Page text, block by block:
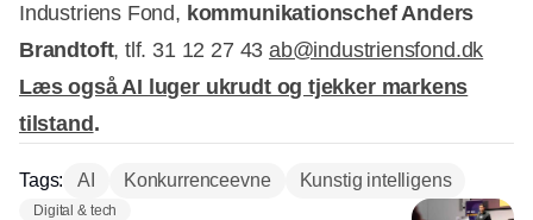
Industriens Fond, kommunikationschef Anders
Brandtoft, tlf. 31 12 27 43 ab@industriensfond.dk
Læs også AI luger ukrudt og tjekker markens
tilstand .
Tags: AI Konkurrenceevne Kunstig intelligens
Digital & tech